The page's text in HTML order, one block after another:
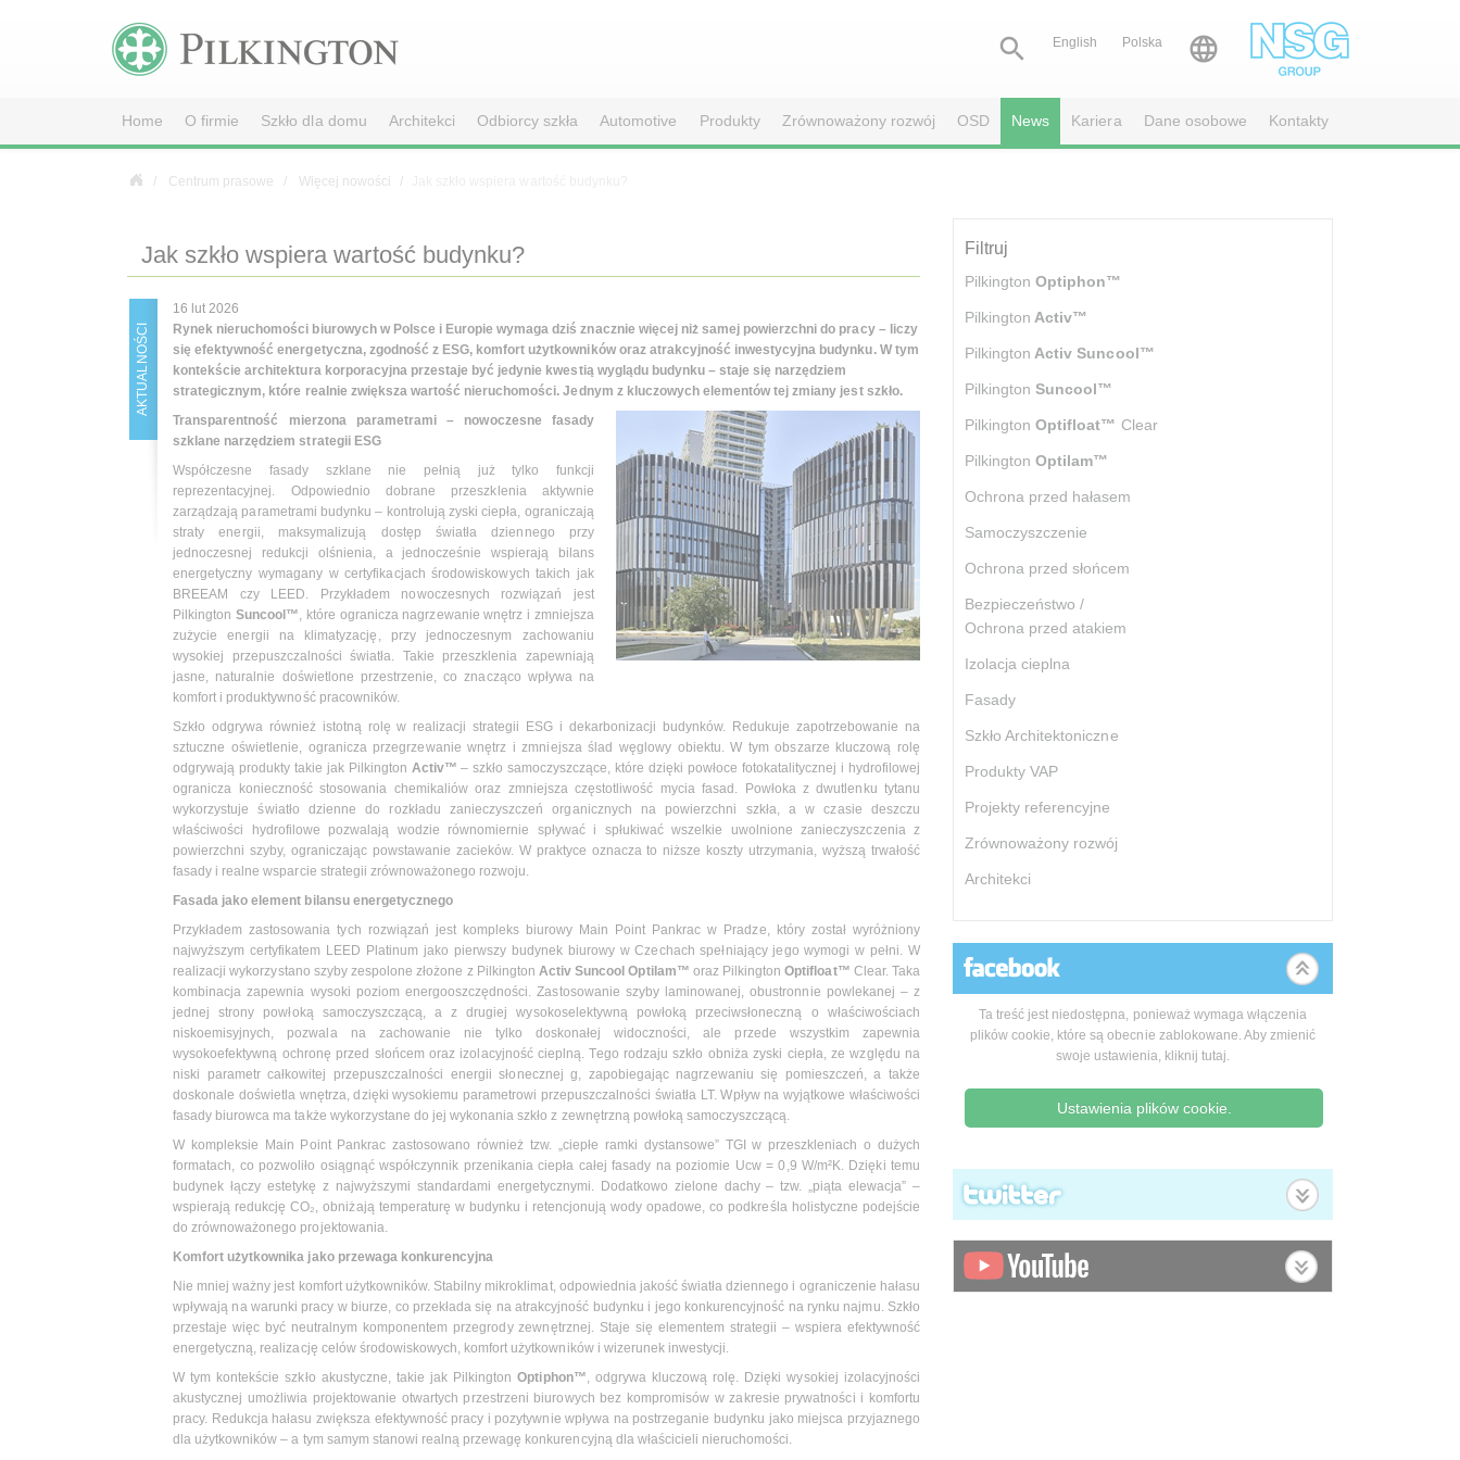
 English Polska 
Home O firmie Szkło dla domu Architekci Odbiorcy szkła Automotive Produkty Zrównoważony rozwój OSD News Kariera Dane osobowe Kontakty
Centrum prasowe Więcej nowości
Jak szkło wspiera wartość budynku?
AKTUALNOŚCI
16 lut 2026
Rynek nieruchomości biurowych w Polsce i Europie wymaga dziś znacznie więcej niż samej powierzchni do pracy – liczy
się efektywność energetyczna, zgodność z ESG, komfort użytkowników oraz atrakcyjność inwestycyjna budynku. W tym
kontekście architektura korporacyjna przestaje być jedynie kwestią wyglądu budynku – staje się narzędziem
strategicznym, które realnie zwiększa wartość nieruchomości. Jednym z kluczowych elementów tej zmiany jest szkło.
Transparentność mierzona parametrami – nowoczesne fasady
szklane narzędziem strategii ESG
Współczesne fasady szklane nie pełnią już tylko funkcji
reprezentacyjnej. Odpowiednio dobrane przeszklenia aktywnie
zarządzają parametrami budynku – kontrolują zyski ciepła, ograniczają
straty energii, maksymalizują dostęp światła dziennego przy
jednoczesnej redukcji olśnienia, a jednocześnie wspierają bilans
energetyczny wymagany w certyfikacjach środowiskowych takich jak
BREEAM czy LEED. Przykładem nowoczesnych rozwiązań jest
Pilkington Suncool™, które ogranicza nagrzewanie wnętrz i zmniejsza
zużycie energii na klimatyzację, przy jednoczesnym zachowaniu
wysokiej przepuszczalności światła. Takie przeszklenia zapewniają
jasne, naturalnie doświetlone przestrzenie, co znacząco wpływa na
komfort i produktywność pracowników.
Szkło odgrywa również istotną rolę w realizacji strategii ESG i dekarbonizacji budynków. Redukuje zapotrzebowanie na
sztuczne oświetlenie, ogranicza przegrzewanie wnętrz i zmniejsza ślad węglowy obiektu. W tym obszarze kluczową rolę
odgrywają produkty takie jak Pilkington Activ™ – szkło samoczyszczące, które dzięki powłoce fotokatalitycznej i hydrofilowej
ogranicza konieczność stosowania chemikaliów oraz zmniejsza częstotliwość mycia fasad. Powłoka z dwutlenku tytanu
wykorzystuje światło dzienne do rozkładu zanieczyszczeń organicznych na powierzchni szkła, a w czasie deszczu
właściwości hydrofilowe pozwalają wodzie równomiernie spływać i spłukiwać wszelkie uwolnione zanieczyszczenia z
powierzchni szyby, ograniczając powstawanie zacieków. W praktyce oznacza to niższe koszty utrzymania, wyższą trwałość
fasady i realne wsparcie strategii zrównoważonego rozwoju.
Fasada jako element bilansu energetycznego
Przykładem zastosowania tych rozwiązań jest kompleks biurowy Main Point Pankrac w Pradze, który został wyróżniony
najwyższym certyfikatem LEED Platinum jako pierwszy budynek biurowy w Czechach spełniający jego wymogi w pełni. W
realizacji wykorzystano szyby zespolone złożone z Pilkington Activ Suncool Optilam™ oraz PilkingtonOptifloat™ Clear. Taka
kombinacja zapewnia wysoki poziom energooszczędności. Zastosowanie szyby laminowanej, obustronnie powlekanej – z
jednej strony powłoką samoczyszczącą, a z drugiej wysokoselektywną powłoką przeciwsłoneczną o właściwościach
niskoemisyjnych, pozwala na zachowanie nie tylko doskonałej widoczności, ale przede wszystkim zapewnia
wysokoefektywną ochronę przed słońcem oraz izolacyjność cieplną. Tego rodzaju szkło obniża zyski ciepła, ze względu na
niski parametr całkowitej przepuszczalności energii słonecznej g, zapobiegając nagrzewaniu się pomieszczeń, a także
doskonale doświetla wnętrza, dzięki wysokiemu parametrowi przepuszczalności światła LT. Wpływ na wyjątkowe właściwości
fasady biurowca ma także wykorzystane do jej wykonania szkło z zewnętrzną powłoką samoczyszczącą.
W kompleksie Main Point Pankrac zastosowano również tzw. „ciepłe ramki dystansowe” TGI w przeszkleniach o dużych
formatach, co pozwoliło osiągnąć współczynnik przenikania ciepła całej fasady na poziomie Ucw = 0,9 W/m²K. Dzięki temu
budynek łączy estetykę z najwyższymi standardami energetycznymi. Dodatkowo zielone dachy – tzw. „piąta elewacja” –
wspierają redukcję CO₂, obniżają temperaturę w budynku i retencjonują wody opadowe, co podkreśla holistyczne podejście
do zrównoważonego projektowania.
Komfort użytkownika jako przewaga konkurencyjna
Nie mniej ważny jest komfort użytkowników. Stabilny mikroklimat, odpowiednia jakość światła dziennego i ograniczenie hałasu
wpływają na warunki pracy w biurze, co przekłada się na atrakcyjność budynku i jego konkurencyjność na rynku najmu. Szkło
przestaje więc być neutralnym komponentem przegrody zewnętrznej. Staje się elementem strategii – wspiera efektywność
energetyczną, realizację celów środowiskowych, komfort użytkowników i wizerunek inwestycji.
W tym kontekście szkło akustyczne, takie jak PilkingtonOptiphon™, odgrywa kluczową rolę. Dzięki wysokiej izolacyjności
akustycznej umożliwia projektowanie otwartych przestrzeni biurowych bez kompromisów w zakresie prywatności i komfortu
pracy. Redukcja hałasu zwiększa efektywność pracy i pozytywnie wpływa na postrzeganie budynku jako miejsca przyjaznego
dla użytkowników – a tym samym stanowi realną przewagę konkurencyjną dla właścicieli nieruchomości.
Filtruj
Pilkington Optiphon™
Pilkington Activ™
Pilkington Activ Suncool™
Pilkington Suncool™
Pilkington Optifloat™ Clear
Pilkington Optilam™
Ochrona przed hałasem
Samoczyszczenie
Ochrona przed słońcem
Bezpieczeństwo /
Ochrona przed atakiem
Izolacja cieplna
Fasady
Szkło Architektoniczne
Produkty VAP
Projekty referencyjne
Zrównoważony rozwój
Architekci
Ta treść jest niedostępna, ponieważ wymaga włączenia
plików cookie, które są obecnie zablokowane. Aby zmienić
swoje ustawienia, kliknij tutaj.
Ustawienia plików cookie.